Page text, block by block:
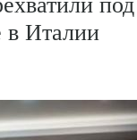
Италии